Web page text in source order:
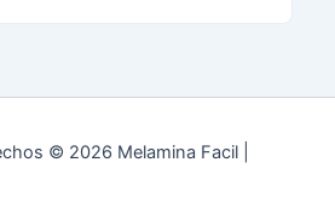
© 2026 Melamina Facil |